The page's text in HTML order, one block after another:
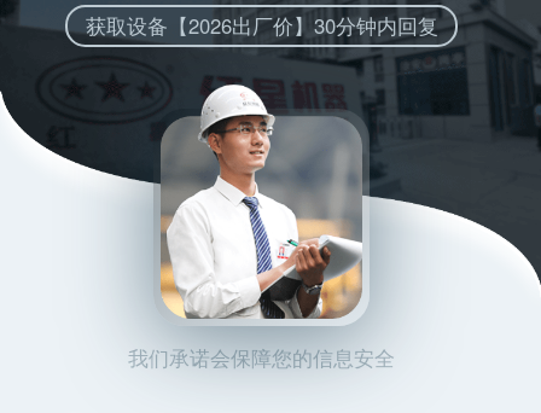
获取设备【2026出厂价】30分钟内回复
我们承诺会保障您的信息安全